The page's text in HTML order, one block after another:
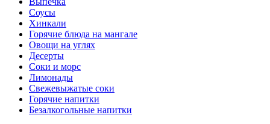
Соусы
Хинкали
Горячие блюда на мангале
Овощи на углях
Десерты
Соки и морс
Лимонады
Свежевыжатые соки
Горячие напитки
Безалкогольные напитки